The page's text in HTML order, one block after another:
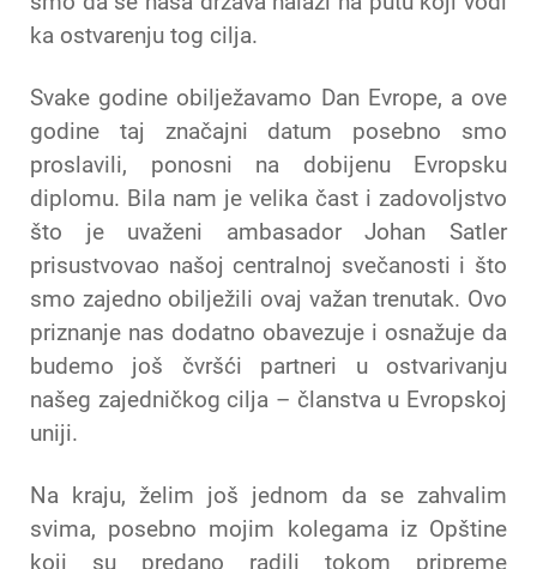
ka ostvarenju tog cilja.
Svake godine obilježavamo Dan Evrope, a ove
godine taj značajni datum posebno smo
proslavili, ponosni na dobijenu Evropsku
diplomu. Bila nam je velika čast i zadovoljstvo
što je uvaženi ambasador Johan Satler
prisustvovao našoj centralnoj svečanosti i što
smo zajedno obilježili ovaj važan trenutak. Ovo
priznanje nas dodatno obavezuje i osnažuje da
budemo još čvršći partneri u ostvarivanju
našeg zajedničkog cilja – članstva u Evropskoj
uniji.
Na kraju, želim još jednom da se zahvalim
svima, posebno mojim kolegama iz Opštine
koji su predano radili tokom pripreme